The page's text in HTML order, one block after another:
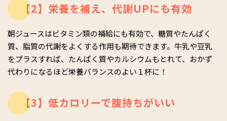
【2】栄養を補え、代謝UPにも有効
朝ジュースはビタミン類の補給にも有効で、糖質やたんぱく
質、脂質の代謝をよくする作用も期待できます。牛乳や豆乳
をプラスすれば、たんぱく質やカルシウムもとれて、おかず
代わりになるほど栄養バランスのよい１杯に！
【3】低カロリーで腹持ちがいい